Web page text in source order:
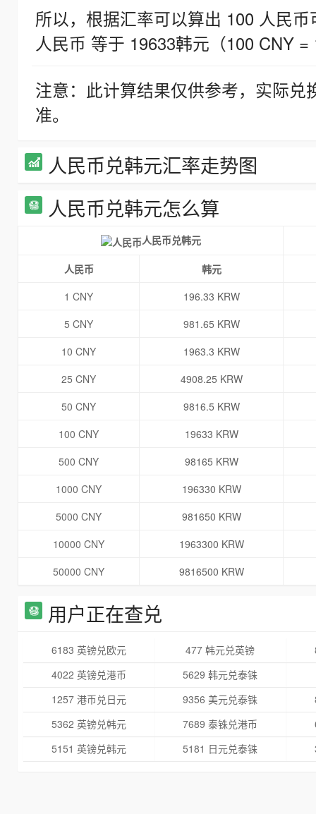
所以，根据汇率可以算出 100 人民
人民币 等于 19633韩元（100 CNY =
注意：此计算结果仅供参考，实际
准。
人民币兑韩元汇率走势图
人民币兑韩元怎么算
人民币兑韩元
人民币
韩元
1 CNY
196.33 KRW
5 CNY
981.65 KRW
10 CNY
1963.3 KRW
25 CNY
4908.25 KRW
50 CNY
9816.5 KRW
100 CNY
19633 KRW
500 CNY
98165 KRW
1000 CNY
196330 KRW
5000 CNY
981650 KRW
10000 CNY
1963300 KRW
50000 CNY
9816500 KRW
用户正在查兑
6183 英镑兑欧元 477 韩元兑英镑
4022 英镑兑港币
5629 韩元兑泰铢
1257 港币兑日元
9356 美元兑泰铢
5362 英镑兑韩元
7689 泰铢兑港币
5151 英镑兑韩元
5181 日元兑泰铢